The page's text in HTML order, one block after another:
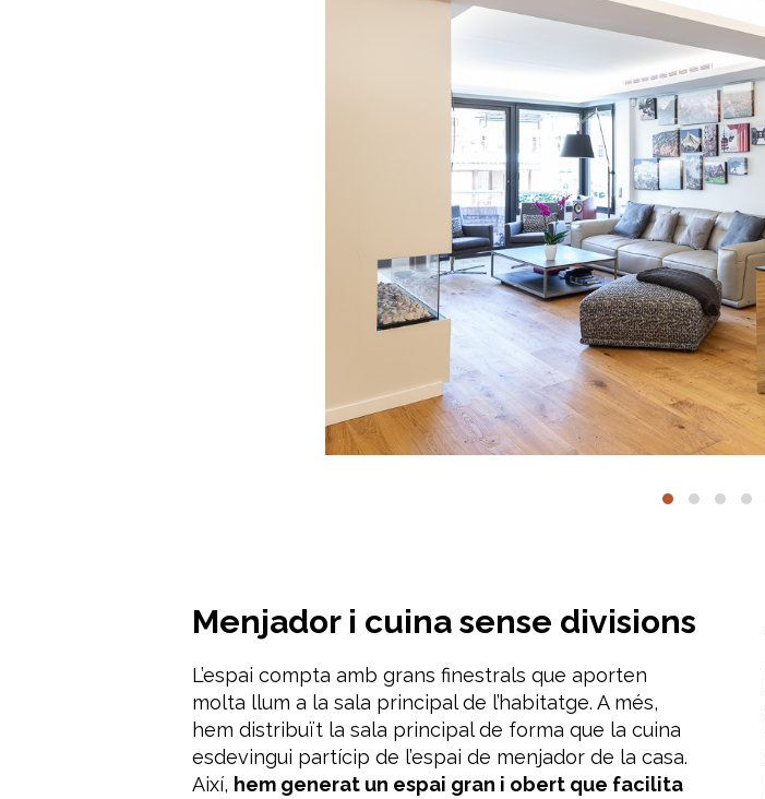
Menjador i cuina sense divisions
L’espai compta amb grans finestrals que aporten
molta llum a la sala principal de l’habitatge. A més,
hem distribuït la sala principalde forma que la cuina
esdevingui partícip de l’espai de menjador de la casa.
Així, hem generat un espai gran i obert que facilita